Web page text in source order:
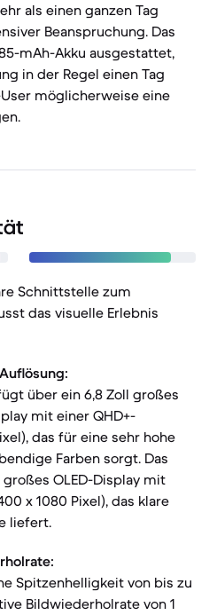
als einen ganzen Tag
Beanspruchung. Das
mAh-Akku ausgestattet,
in der Regel einen Tag
möglicherweise eine
Schnittstelle zum
das visuelle Erlebnis
über ein 6,8 Zoll großes
mit einer QHD+-
das für eine sehr hohe
Farben sorgt. Das
großes OLED-Display mit
x 1080 Pixel), das klare
liefert.
Spitzenhelligkeit von bis zu
Bildwiederholrate von 1